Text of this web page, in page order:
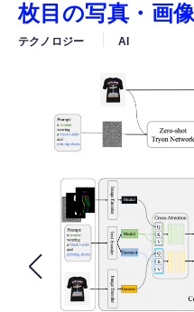
公
枚目の写真・画像
テクノロジー AI